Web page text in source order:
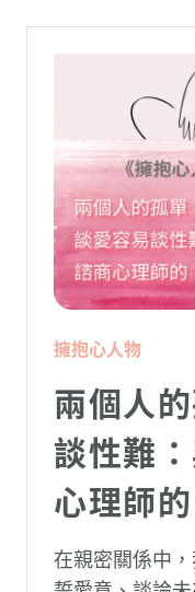
擁抱心人物
兩個人
談性難
心理師
在親密關係中